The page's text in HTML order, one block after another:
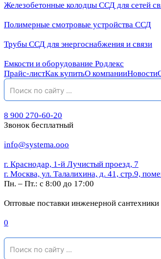
Железобетонные колодцы ССД для сетей
Полимерные смотровые устройства ССД
Трубы ССД для энергоснабжения и связи
Емкости и оборудование Родлекс
Прайс-листКак купитьО компанииНовости
8 900 270-60-20
Звонок бесплатный
info@systema.ooo
г. Краснодар, 1-й Лучистый проезд, 7
г. Москва, ул. Талалихина, д. 41, стр.9,
Пн. – Пт.: с 8:00 до 17:00
Оптовые поставки инженерной сантехники
0